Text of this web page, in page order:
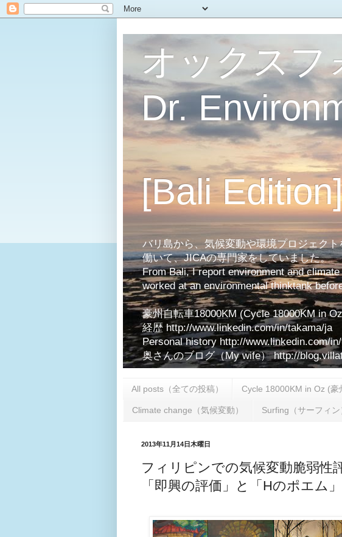
オックスフ
Dr.
[Bali
バリ島から、気候変動や環境プロジェク
働いて、JICAの専門家をしていました。
From Bali, I report environment and
worked at an environmental thinktank
豪州自転車18000KM (Cycle 18000KM in
経歴 http://www.linkedin.com/in/takama/ja
Personal history http://www.linkedin.com/
奥さんのブログ（My wife） http://
All posts（全ての投稿） Cycle 18000KM in Oz (豪
Climate change（気候変動） Surfing（サーフィン
2013年11月14日木曜日
フィリピンでの気候変動脆弱
「即興の評価」と「Hのポエム